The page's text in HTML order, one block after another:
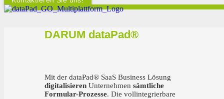
DARUM dataPad®
Mit der dataPad® SaaS Business Lösung
digitalisierenUnternehmen sämtliche
Formular-Prozesse. Die vollintegrierbare